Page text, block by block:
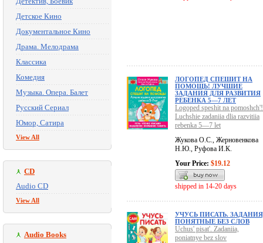
Детское Кино
Документальное Кино
Драма. Мелодрама
Классика
Комедия
Музыка. Опера. Балет
Русский Сериал
Юмор, Сатира
View All
CD
Audio CD
View All
Audio Books
ЛОГОПЕД СПЕШИТ НА
ПОМОЩЬ! ЛУЧШИЕ
ЗАДАНИЯ ДЛЯ РАЗВИТИЯ
РЕБЕНКА 5—7 ЛЕТ
Logoped speshit na pomoshch'!
Luchshie zadaniia dlia razvitiia
rebenka 5—7 let
Жукова О.С., Жерновенкова
Н.Ю., Руфова И.К.
Your Price: $19.12
shipped in 14-20 days
УЧУСЬ ПИСАТЬ.
ПОНЯТНЫЕ БЕЗ СЛОВ
Uchus' pisat'. Zadaniia,
poniatnye bez slov